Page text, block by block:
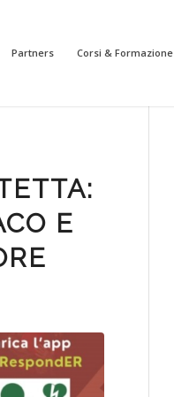
Partners Corsi & Formazione
E